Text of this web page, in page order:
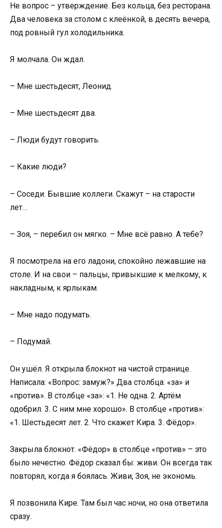
Не вопрос – утверждение. Без кольца, без ресторана.
Два человека за столом с клеёнкой, в десять вечера,
под ровный гул холодильника.
Я молчала. Он ждал.
– Мне шестьдесят, Леонид.
– Мне шестьдесят два.
– Люди будут говорить.
– Какие люди?
– Соседи. Бывшие коллеги. Скажут – на старости
лет…
– Зоя, – перебил он мягко. – Мне всё равно. А тебе?
Я посмотрела на его ладони, спокойно лежавшие на
столе. И на свои – пальцы, привыкшие к мелкому, к
накладным, к ярлыкам.
– Мне надо подумать.
– Подумай.
Он ушёл. Я открыла блокнот на чистой странице.
Написала: «Вопрос: замуж?» Два столбца: «за» и
«против». В столбце «за»: «1. Не одна. 2. Артём
одобрил. 3. С ним мне хорошо». В столбце «против»:
«1. Шестьдесят лет. 2. Что скажет Кира. 3. Фёдор».
Закрыла блокнот. «Фёдор» в столбце «против» – это
было нечестно. Фёдор сказал бы: живи. Он всегда так
повторял, когда я боялась. Живи, Зоя, не экономь.
Я позвонила Кире. Там был час ночи, но она ответила
сразу.